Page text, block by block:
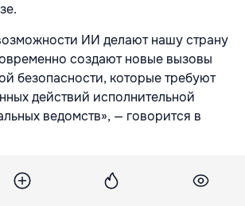
ИИ делают нашу страну
создают новые вызовы
безопасности, которые требуют
действий исполнительной
ведомств», — говорится в
повысить приоритет киберзащиты